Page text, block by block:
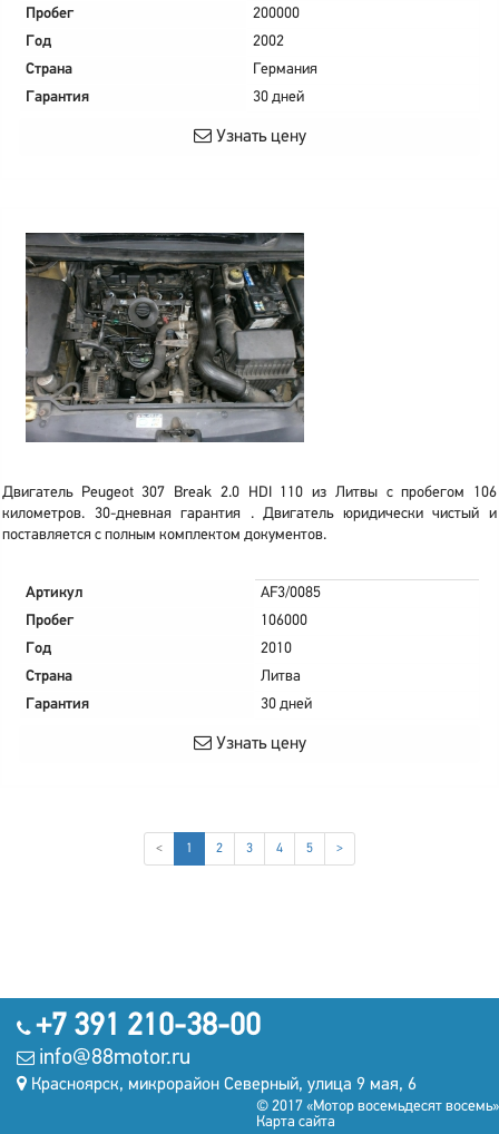
Пробег
200000
Год
2002
Страна
Германия
Гарантия
30 дней
Узнать цену
Двигатель Peugeot 307 Break 2.0 HDI 110 из Литвы с пробегом 106
километров. 30-дневная гарантия . Двигатель юридически чистый и
поставляется с полным комплектом документов.
Артикул
AF3/0085
Пробег
106000
Год
2010
Страна
Литва
Гарантия
30 дней
Узнать цену
< 1 (current)
2 3 4 5 >
+7 391 210-38-00
info@88motor.ru
Красноярск, микрорайон Северный, улица 9 мая, 6
© 2017 «Мотор восемьдесят восемь»
Карта сайта